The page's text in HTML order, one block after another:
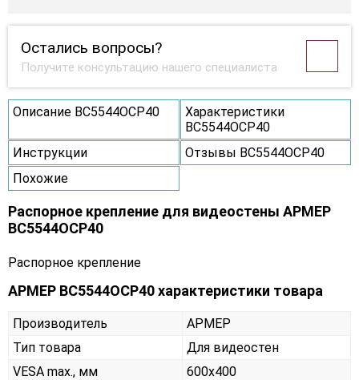
Остались вопросы?
Получите консультацию нашего специалиста
Описание ВС5544ОСР40
Характеристики
ВС5544ОСР40
Инструкции
Отзывы ВС5544ОСР40
Похожие
Распорное крепление для видеостены АРМЕР
ВС5544ОСР40
Распорное крепление
АРМЕР ВС5544ОСР40 характеристики товара
Производитель
АРМЕР
Тип товара
Для видеостен
VESA max., мм
600х400